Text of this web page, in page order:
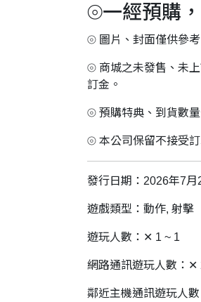
⦾一經預購
⦾ 圖片、封面僅供參
⦾ 商城之未發售、未
訂金。
⦾ 預購特典、到貨數
⦾ 本公司保留不接受
發行日期：2026年7月
遊戲類型：動作, 射擊
遊玩人數：✕ 1 ~ 1
網路通訊遊玩人數：✕
鄰近主機通訊遊玩人